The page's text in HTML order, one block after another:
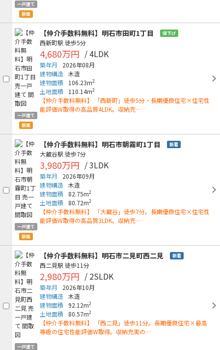
一戸建て
新築
一戸建て
新築
【仲介手数料無料】明石市田町1丁目 値下げ
西新町駅 徒歩5分
4,680万円 / 4LDK
築年月
2026年08月
建物構造 木造
建物面積
106.23m2
土地面積 110.14m2
【仲介手数料無料】 「西新町」徒歩5分・長期優良住宅×住宅性
能評価W取得の高品質4LDK。収納充…
一戸建て
新築
【仲介手数料無料】明石市朝霧町1丁目 新着
大蔵谷駅 徒歩7分
3,980万円 / 3LDK
築年月
2026年09月
建物構造 木造
建物面積
82.75m2
土地面積 80.72m2
【仲介手数料無料】 「大蔵谷」徒歩7分。長期優良住宅×住宅性
能評価W取得の高品質3LDK。収納充…
一戸建て
【仲介手数料無料】明石市二見町西二見 新着
西二見駅 徒歩11分
2,980万円 / 2SLDK
築年月
2026年10月
建物構造 木造
建物面積
92.12m2
土地面積 80.57m2
【仲介手数料無料】 「西二見」徒歩11分。長期優良住宅×最高
等級の住宅性能評価W取得。収納充実の…